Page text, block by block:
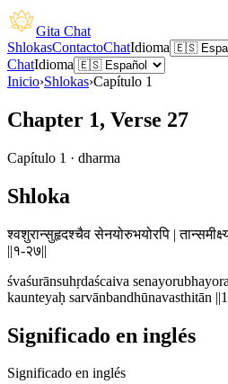
Gita Chat
ShlokasContactoChatIdioma
ChatIdioma
Inicio›Shlokas›Capítulo 1
Chapter 1, Verse 27
Capítulo 1 · dharma
Shloka
श्वशुरान्सुहृदश्चैव सेनयोरुभयोरपि |
||१-२७||
śvaśurānsuhṛdaścaiva
kaunteyaḥ sarvānbandhūnavasthitān
Significado en inglés
Significado en inglés